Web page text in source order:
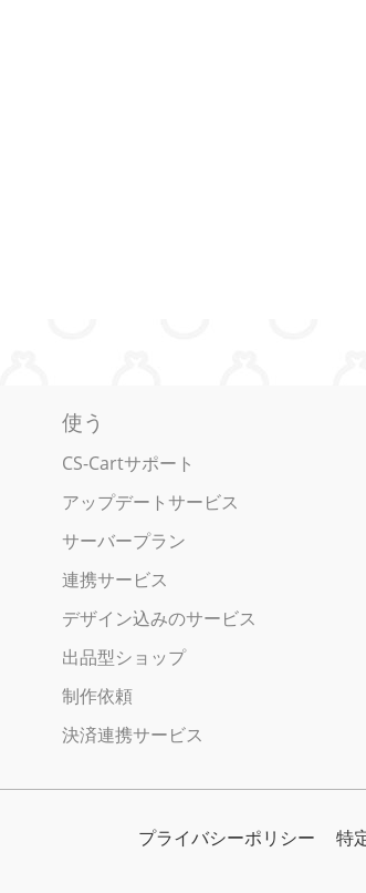
使う
CS-Cartサポート
アップデートサービス
サーバープラン
連携サービス
デザイン込みのサービス
出品型ショップ
制作依頼
決済連携サービス
プライバシーポリシー 特